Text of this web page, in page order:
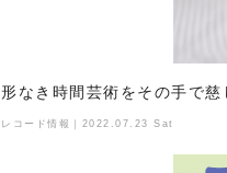
形なき時間芸術をその手で慈
レコード情報｜2022.07.23 Sat